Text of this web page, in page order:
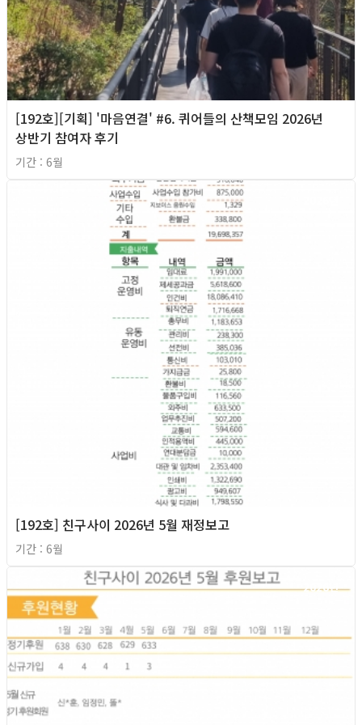
[192호][기획] '마음연결' #6. 퀴어들의 산책모임 2026년
상반기 참여자 후기
기간 : 6월
[192호] 친구사이 2026년 5월 재정보고
기간 : 6월
2026년